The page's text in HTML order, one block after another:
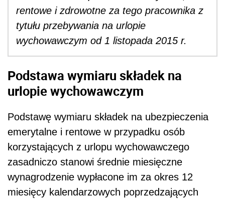
rentowe i zdrowotne za tego pracownika z
tytułu przebywania na urlopie
wychowawczym od 1 listopada 2015 r.
Podstawa wymiaru składek na
urlopie wychowawczym
Podstawę wymiaru składek na ubezpieczenia
emerytalne i rentowe w przypadku osób
korzystających z urlopu wychowawczego
zasadniczo stanowi średnie miesięczne
wynagrodzenie wypłacone im za okres 12
miesięcy kalendarzowych poprzedzających